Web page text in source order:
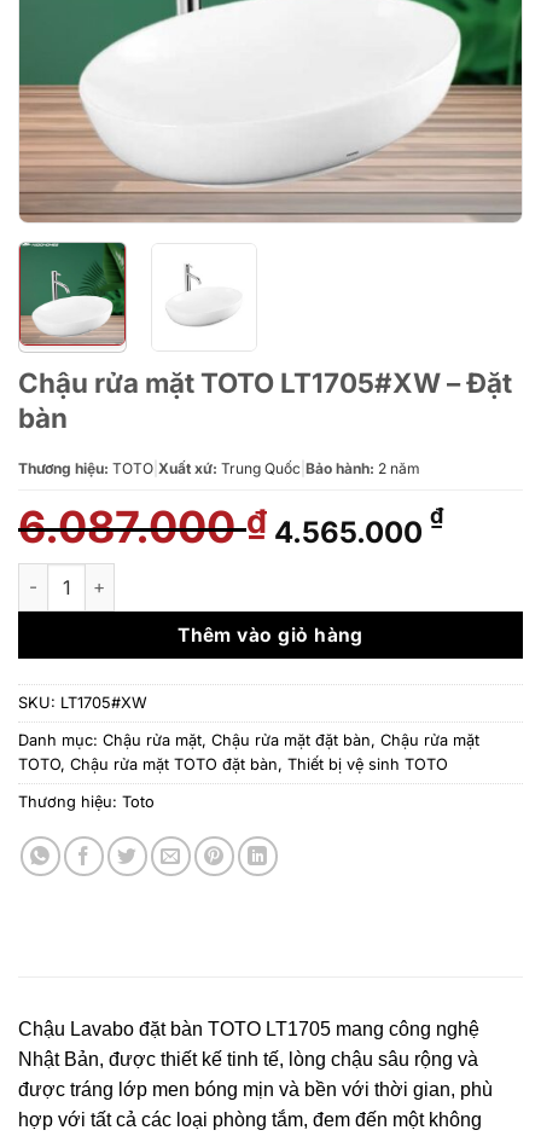
Chậu rửa mặt TOTO LT1705#XW – Đặt
bàn
Thương hiệu: TOTO Xuất xứ: Trung Quốc Bảo hành: 2 năm
6.087.000₫ Giá
gốc
6.087.000 ₫.
4.565.000 ₫Giá
là:
Chậu rửa mặt TOTO LT1705#XW - Đặt bàn số lượng
Thêm vào giỏ hàng
SKU: LT1705#XW
Danh mục: Chậu rửa mặt, Chậu rửa mặt đặt bàn, Chậu rửa mặt
TOTO, Chậu rửa mặt TOTO đặt bàn, Thiết bị vệ sinh TOTO
Thương hiệu: Toto
Chậu Lavabo đặt bàn TOTO LT1705 mang công nghệ
Nhật Bản, được thiết kế tinh tế, lòng chậu sâu rộng và
được tráng lớp men bóng mịn và bền với thời gian, phù
hợp với tất cả các loại phòng tắm, đem đến một không